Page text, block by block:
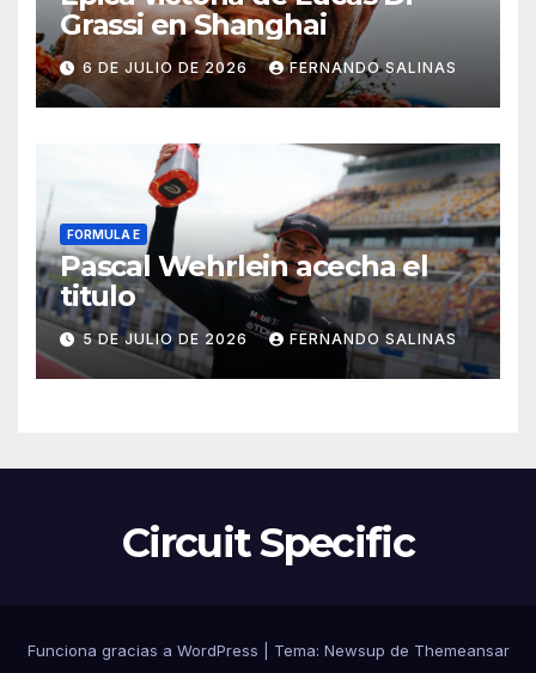
Grassi en Shanghai
6 DE JULIO DE 2026 FERNANDO SALINAS
FORMULA E
Pascal Wehrlein acecha el
titulo
5 DE JULIO DE 2026 FERNANDO SALINAS
Circuit Specific
Funciona gracias a WordPress Tema: Newsup de Themeansar